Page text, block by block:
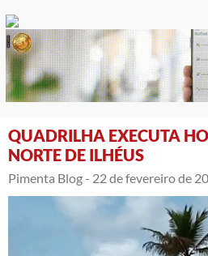
QUADRILHA EXECUTA
NORTE DE ILHÉUS
Pimenta Blog - 22 de fevereiro de